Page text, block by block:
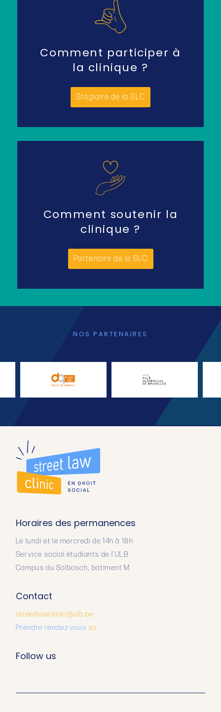
Comment participer à
la clinique ?
Stagiaire de la SLC
Comment soutenir la
clinique ?
Partenaire de la SLC
NOS PARTENAIRES
Horaires des permanences
Le lundi et le mercredi de 14h à 18h
Service social étudiants de l'ULB
Campus du Solbosch, batiment M
Contact
streetlawclinic@ulb.be
Prendre rendez-vous ici.
Follow us